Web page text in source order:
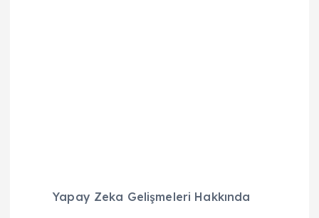
Yapay Zeka Gelişmeleri Hakkında